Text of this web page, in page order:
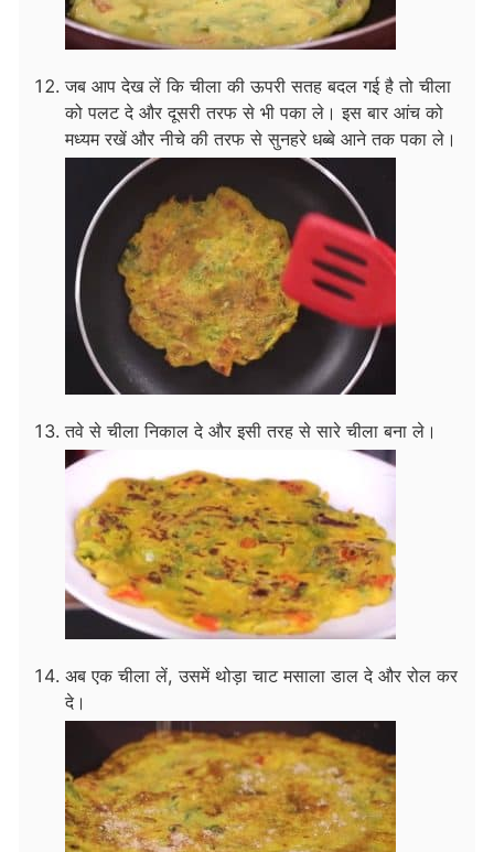
जब आप देख लें कि चीला की ऊपरी सतह बदल गई है तो चीला
को पलट दे और दूसरी तरफ से भी पका ले। इस बार आंच को
मध्यम रखें और नीचे की तरफ से सुनहरे धब्बे आने तक पका ले।
तवे से चीला निकाल दे और इसी तरह से सारे चीला बना ले।
अब एक चीला लें, उसमें थोड़ा चाट मसाला डाल दे और रोल कर
दे।